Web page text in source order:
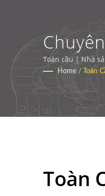
Và
Toàn cầu | Nhà
Home / Toàn
Toàn